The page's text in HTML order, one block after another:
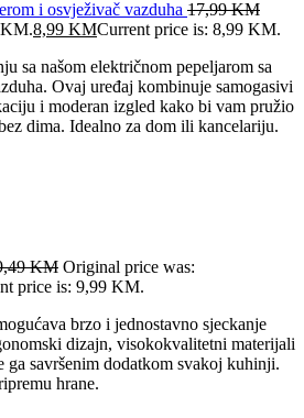
i osvježivač vazduha 17,99KM
8,99 KMCurrent price is: 8,99 KM.
sa našom električnom pepeljarom sa
Ovaj uređaj kombinuje samogasivi
i moderan izgled kako bi vam pružio
dima. Idealno za dom ili kancelariju.
KM Original price was:
price is: 9,99 KM.
brzo i jednostavno sjeckanje
dizajn, visokokvalitetni materijali
ga savršenim dodatkom svakoj kuhinji.
hrane.